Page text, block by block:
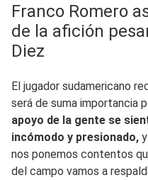
Franco Romero
de la afición
Diez
El jugador sudamericano
será de suma importancia
apoyo de la gente se
incómodo y presionado,
nos ponemos contentos
del campo vamos a